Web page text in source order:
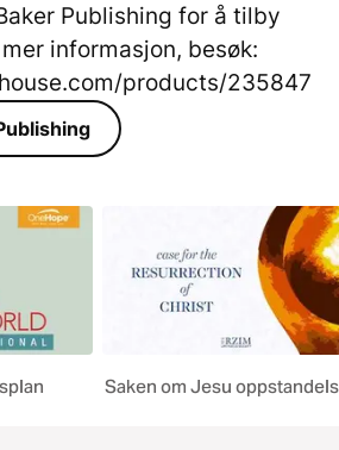
Publishing for å tilby
informasjon, besøk:
products/235847
Saken om Jesu